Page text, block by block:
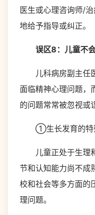
医生或心理咨询师/
地给予指导或纠正。
误区8：儿童不
儿科病房副主任医
面临精神心理问题，
的问题常常被忽视或
①生长发育的特
儿童正处于生理和
节和认知能力尚不成
校和社会等多方面的
理问题。